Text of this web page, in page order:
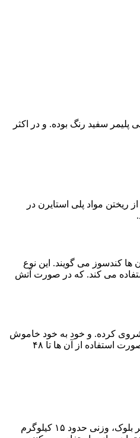
پلیمر سفید رنگ بوده. و در اکثر
ریختن مواد پلی استایرن در
ها کندسوز می‌ گویند. این نوع
می کند. که در صورت آتش
کرده. و خود به خود خاموش
خواهند شد. این در حالی است که در نمونه های غیر استاندارد مانند بنزین مشتعل خواهد شد. از موارد مهم دیگری که درباره پلاستوفوم ها باید به آن توجه کنید آن است که در صورت استفاده از آن ها تا ۴۸
پلاستوفوم ها مانند بلوک تولید می شوند. و مورد استفاده در ساختمان ها هستند. از ویژگی‌ های آن ‌ها می ‌توان به وزن کم و مقرون به صرفه بودن اشاره کرد. از آن جایی که هر بلوک، وزنی حدود ۱۵ کیلوگرم